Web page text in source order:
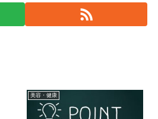
美容・健康